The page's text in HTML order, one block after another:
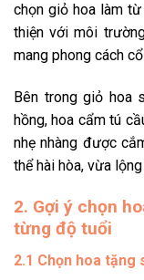
chọn giỏ hoa làm
thiện với môi
mang phong cách
Bên trong giỏ hoa
hồng, hoa cẩm tú
nhẹ nhàng được
thể hài hòa, vừa
2. Gợi ý chọn
từng độ tuổi
2.1 Chọn hoa tặng